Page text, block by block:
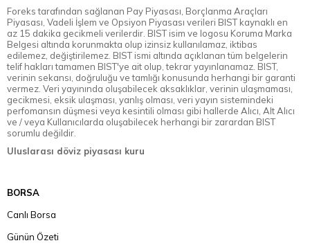
Foreks tarafından sağlanan Pay Piyasası, Borçlanma Araçları
Piyasası, Vadeli İşlem ve Opsiyon Piyasası verileri BIST kaynaklı en
az 15 dakika gecikmeli verilerdir. BIST isim ve logosu Koruma Marka
Belgesi altında korunmakta olup izinsiz kullanılamaz, iktibas
edilemez, değiştirilemez. BIST ismi altında açıklanan tüm belgelerin
telif hakları tamamen BIST'ye ait olup, tekrar yayınlanamaz. BIST,
verinin sekansı, doğruluğu ve tamlığı konusunda herhangi bir garanti
vermez. Veri yayınında oluşabilecek aksaklıklar, verinin ulaşmaması,
gecikmesi, eksik ulaşması, yanlış olması, veri yayın sistemindeki
perfomansın düşmesi veya kesintili olması gibi hallerde Alıcı, Alt Alıcı
ve / veya Kullanıcılarda oluşabilecek herhangi bir zarardan BIST
sorumlu değildir.
Uluslarası döviz piyasası kuru
BORSA
Canlı Borsa
Günün Özeti